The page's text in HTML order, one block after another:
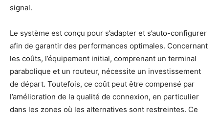
signal.
Le système est conçu pour s’adapter et s’auto-configurer
afin de garantir des performances optimales. Concernant
les coûts, l’équipement initial, comprenant un terminal
parabolique et un routeur, nécessite un investissement
de départ. Toutefois, ce coût peut être compensé par
l’amélioration de la qualité de connexion, en particulier
dans les zones où les alternatives sont restreintes. Ce